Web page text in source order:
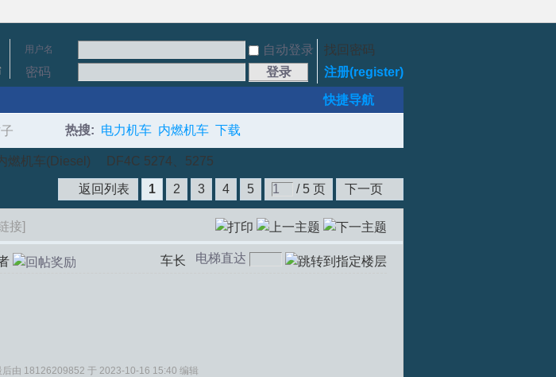
用户名 自动登录
找回密码
密码
登录 注册(register)
快捷导航
搜
热搜: 电力机车 内燃机车 下载
燃机车(Diesel) DF4C 5274、5275
1 2 3 4 5 / 5 页 下一页
返回列表
接]
电梯直达
车长
后由 18126209852 于 2023-10-16 15:40 编辑